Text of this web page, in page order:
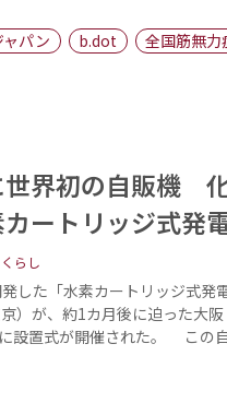
棋
パン b.dot
全国筋無力
世界初の自販機
ートリッジ式発
くらし
した「水素カートリッジ式発
）が、約1カ月後に迫った大
設置式が開催された。 この